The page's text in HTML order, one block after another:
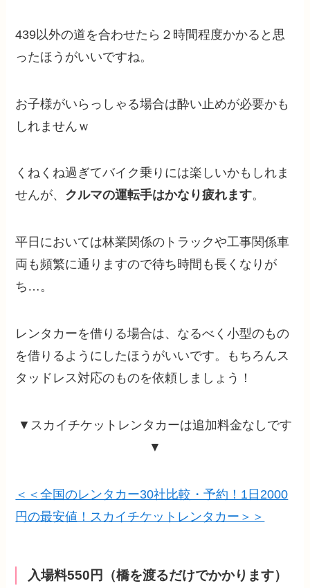
439以外の道を合わせたら２時間程度かかると思
ったほうがいいですね。
お子様がいらっしゃる場合は酔い止めが必要かも
しれませんｗ
くねくね過ぎてバイク乗りには楽しいかもしれま
せんが、 クルマの運転手はかなり疲れます。
平日においては林業関係のトラックや工事関係車
両も頻繁に通りますので待ち時間も長くなりが
ち…。
レンタカーを借りる場合は、なるべく小型のもの
を借りるようにしたほうがいいです。もちろんス
タッドレス対応のものを依頼しましょう！
▼スカイチケットレンタカーは追加料金なしです
▼
＜＜全国のレンタカー30社比較・予約！1日2000
円の最安値！スカイチケットレンタカー＞＞
入場料550円（橋を渡るだけでかかります）